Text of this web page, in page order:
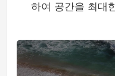
하여 공간을 최대